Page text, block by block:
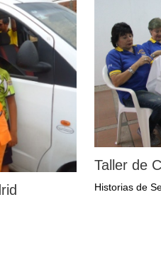
Taller de
Historias de